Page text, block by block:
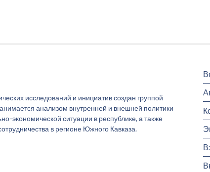
исследований и инициатив создан группой
анализом внутренней и внешней политики
экономической ситуации в республике, а также
в регионе Южного Кавказа.